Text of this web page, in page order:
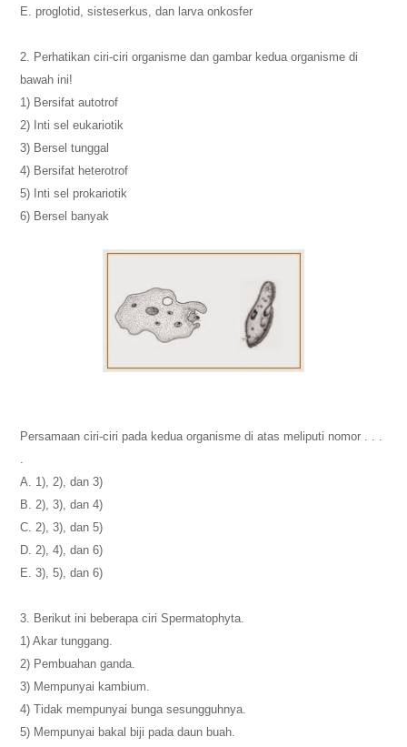
E. proglotid, sisteserkus, dan larva onkosfer
2. Perhatikan ciri-ciri organisme dan gambar kedua organisme di
bawah ini!
1) Bersifat autotrof
2) Inti sel eukariotik
3) Bersel tunggal
4) Bersifat heterotrof
5) Inti sel prokariotik
6) Bersel banyak
Persamaan ciri-ciri pada kedua organisme di atas meliputi nomor . . .
.
A. 1), 2), dan 3)
B. 2), 3), dan 4)
C. 2), 3), dan 5)
D. 2), 4), dan 6)
E. 3), 5), dan 6)
3. Berikut ini beberapa ciri Spermatophyta.
1) Akar tunggang.
2) Pembuahan ganda.
3) Mempunyai kambium.
4) Tidak mempunyai bunga sesungguhnya.
5) Mempunyai bakal biji pada daun buah.